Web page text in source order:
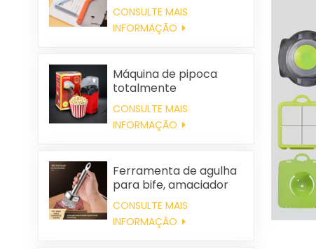
de plástico para
roupas, removedora de
pelos estáticos
CONSULTE MAIS
INFORMAÇÃO
Máquina de pipoca
totalmente
automática, portátil e
para uso doméstico.
CONSULTE MAIS
INFORMAÇÃO
Ferramenta de agulha
para bife, amaciador
de carne
CONSULTE MAIS
INFORMAÇÃO